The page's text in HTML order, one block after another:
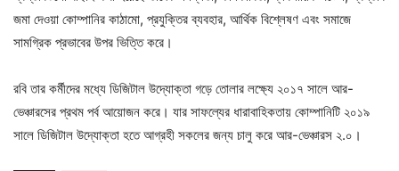
জমা দেওয়া কোম্পানির কাঠামো, প্রযুক্তির ব্যবহার, আর্থিক বিশ্লেষণ এবং সমাজে
সামগ্রিক প্রভাবের উপর ভিত্তি করে।
রবি তার কর্মীদের মধ্যে ডিজিটাল উদ্যোক্তা গড়ে তোলার লক্ষ্যে ২০১৭ সালে আর-
ভেঞ্চারসের প্রথম পর্ব আয়োজন করে। যার সাফল্যের ধারাবাহিকতায় কোম্পানিটি ২০১৯
সালে ডিজিটাল উদ্যোক্তা হতে আগ্রহী সকলের জন্য চালু করে আর-ভেঞ্চারস ২.০।